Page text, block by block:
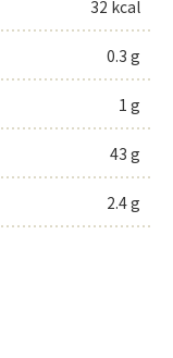
32 kcal
0.3 g
1 g
43 g
2.4 g